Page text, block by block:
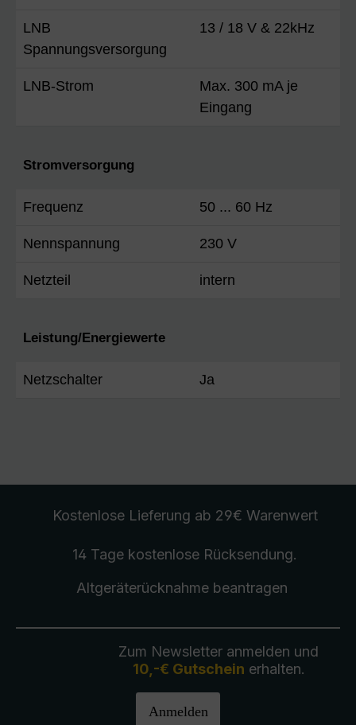
LNB
Spannungsversorgung
13 / 18 V & 22kHz
LNB-Strom
Max. 300 mA je
Eingang
Stromversorgung
Frequenz 50 ... 60 Hz
Nennspannung 230 V
Netzteil intern
Leistung/Energiewerte
Netzschalter Ja
Kostenlose Lieferung ab 29€ Warenwert
14 Tage kostenlose Rücksendung.
Altgeräterücknahmebeantragen
Zum Newsletter anmelden und
10,-€ Gutschein erhalten.
Anmelden